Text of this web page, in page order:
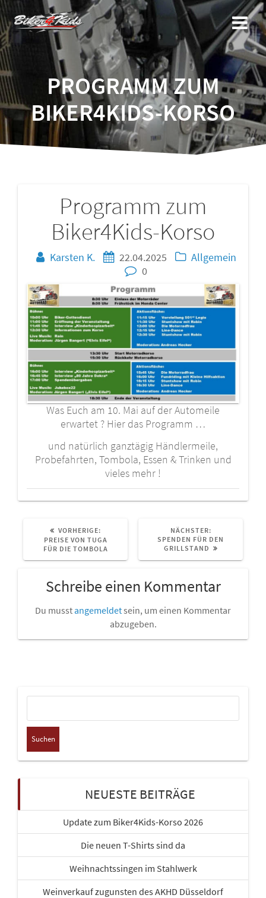
Zum
Inhalt
springen
PROGRAMM ZUM
BIKER4KIDS-KORSO
Programm zum
Biker4Kids-Korso
Karsten K. 22.04.2025
Allgemein
0
Was Euch am 10. Mai auf der Automeile
erwartet ? Hier das Programm …
und natürlich ganztägig Händlermeile,
Probefahrten, Tombola, Essen & Trinken und
vieles mehr !
Beitragsnavigation
VORHERIGE:
BEITRAG:
PREISE VON TUGA
FÜR DIE TOMBOLA
NÄCHSTER:NÄCHSTER
BEITRAG:
SPENDEN FÜR DEN
GRILLSTAND
Schreibe einen Kommentar
Du musstangemeldetsein, um einen Kommentar
abzugeben.
NEUESTE BEITRÄGE
Update zum Biker4Kids-Korso 2026
Die neuen T-Shirts sind da
Weihnachtssingen im Stahlwerk
Weinverkauf zugunsten des AKHD Düsseldorf